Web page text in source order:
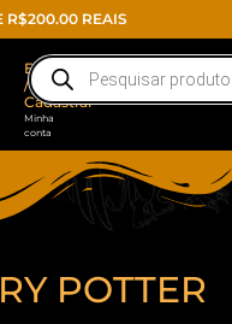
R$200.00 REAIS
Entrar
/
Cadastrar
Minha
conta
POTTER